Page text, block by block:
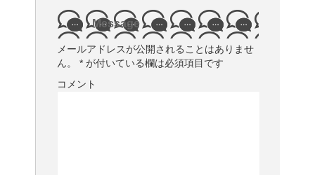
Message
メールアドレスが公開されることはありませ
ん。
* が付いている欄は必須項目です
コメント